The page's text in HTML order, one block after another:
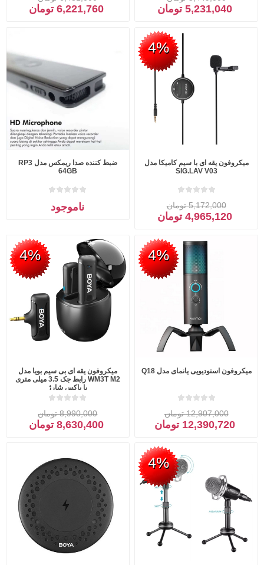
5,231,040 تومان 6,221,760 تومان
4%
میکروفون یقه ای با سیم کامیکا مدل
SIG.LAV V03
5,172,000 تومان
4,965,120 تومان
ضبط کننده صدا ریمکس مدل RP3
64GB
ناموجود
4%
میکروفون استودیویی یانمای مدل Q18
12,907,000 تومان
12,390,720 تومان
4%
میکروفون یقه ای بی سیم بویا مدل
WM3T M2 رابط جک 3.5 میلی متری
با باکس شارژ
8,990,000 تومان
8,630,400 تومان
4%